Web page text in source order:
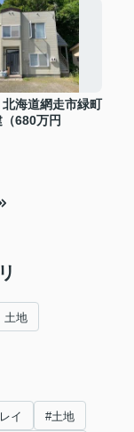
北海道網走市緑町
（680万円
土地
イ #土地